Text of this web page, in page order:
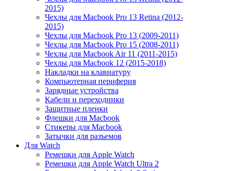
2015)
Чехлы для Macbook Pro 13 Retina (2012-
2015)
Чехлы для Macbook Pro 13 (2009-2011)
Чехлы для Macbook Pro 15 (2008-2011)
Чехлы для Macbook Air 11 (2011-2015)
Чехлы для Macbook 12 (2015-2018)
Накладки на клавиатуру
Компьютерная периферия
Зарядные устройства
Кабели и переходники
Защитные пленки
Флешки для Macbook
Стикеры для Macbook
Затычки для разъемов
Для Watch
Ремешки для Apple Watch
Ремешки для Apple Watch Ultra 2